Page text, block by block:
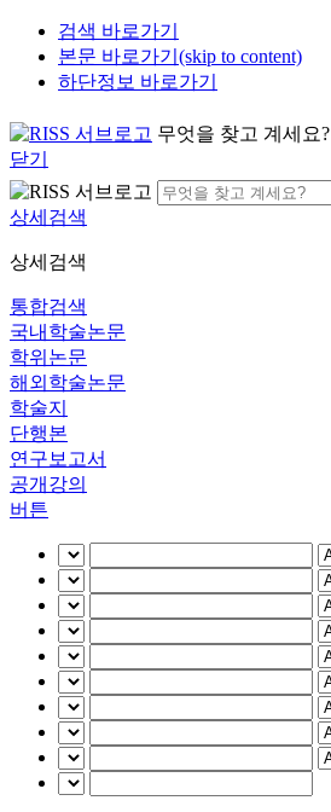
검색 바로가기
본문 바로가기(skip to content)
하단정보 바로가기
무엇을 찾고 계세요?
닫기
상세검색
상세검색
통합검색
국내학술논문
학위논문
해외학술논문
학술지
단행본
연구보고서
공개강의
버튼